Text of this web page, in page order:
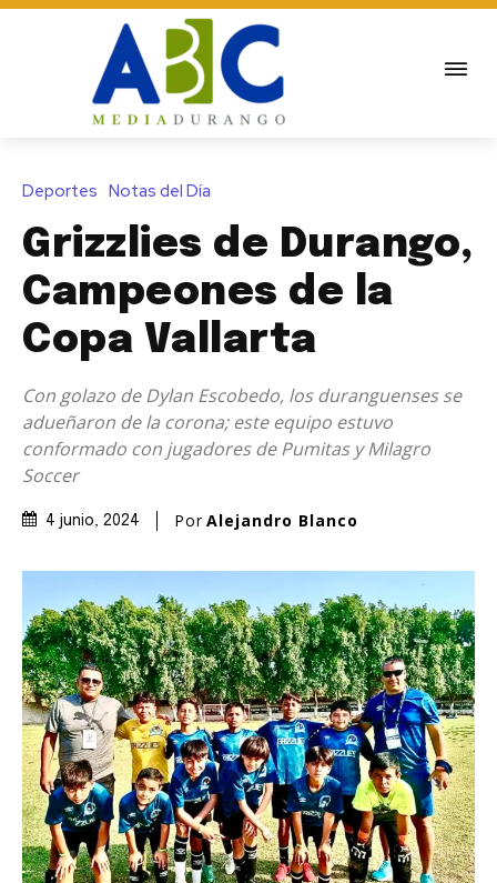
Deportes Notas del Día
Grizzlies de Durango,
Campeones de la
Copa Vallarta
Con golazo de Dylan Escobedo, los duranguenses se
adueñaron de la corona; este equipo estuvo
conformado con jugadores de Pumitas y Milagro
Soccer
4 junio, 2024 PorAlejandro Blanco